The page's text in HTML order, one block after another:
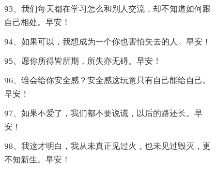
93、我们每天都在学习怎么和别人交流，却不知道如何跟
自己相处。早安！
94、如果可以，我想成为一个你也害怕失去的人。早安！
95、愿你所得皆所期，所失亦无碍。早安！
96、谁会给你安全感？安全感这玩意只有自己能给自己。
早安！
97、如果不爱了，我们都不要说谎，以后的路还长。早
安！
98、我这才明白，我从未真正见过火，也未见过毁灭，更
不知新生。早安！